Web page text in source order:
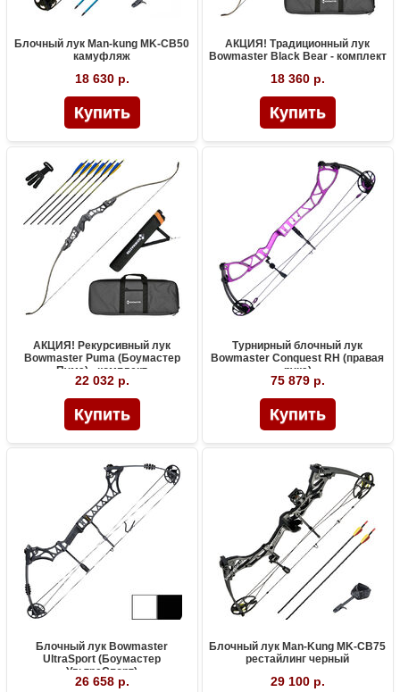
Блочный лук Man-kung MK-CB50
камуфляж
18 630 р.
АКЦИЯ! Традиционный лук
Bowmaster Black Bear - комплект
18 360 р.
АКЦИЯ! Рекурсивный лук
Bowmaster Puma (Боумастер
Пума) - комплект
22 032 р.
Турнирный блочный лук
Bowmaster Conquest RH (правая
рука)
75 879 р.
Блочный лук Bowmaster
UltraSport (Боумастер
УльтраСпорт)
26 658 р.
Блочный лук Man-Kung MK-CB75
рестайлинг черный
29 100 р.